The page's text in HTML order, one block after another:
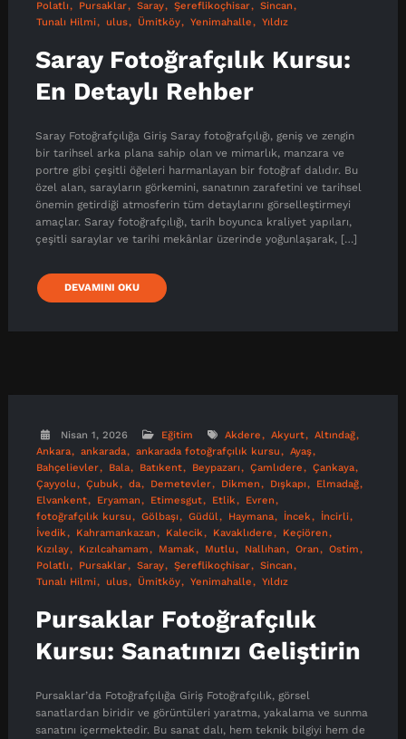
Polatlı
Pursaklar Saray Şereflikoçhisar
Sincan
Tunalı Hilmi
ulus Ümitköy Yenimahalle Yıldız
Saray Fotoğrafçılık Kursu:
En Detaylı Rehber
Saray Fotoğrafçılığa Giriş Saray fotoğrafçılığı, geniş ve zengin
bir tarihsel arka plana sahip olan ve mimarlık, manzara ve
portre gibi çeşitli öğeleri harmanlayan bir fotoğraf dalıdır. Bu
özel alan, sarayların görkemini, sanatının zarafetini ve tarihsel
önemin getirdiği atmosferin tüm detaylarını görselleştirmeyi
amaçlar. Saray fotoğrafçılığı, tarih boyunca kraliyet yapıları,
çeşitli saraylar ve tarihi mekânlar üzerinde yoğunlaşarak, […]
DEVAMINI OKU
Nisan 1, 2026 Eğitim Akdere Akyurt
Altındağ
Ankara
ankarada ankarada fotoğrafçılık kursu
Ayaş
Bahçelievler
Bala Batıkent Beypazarı Çamlıdere
Çankaya
Çayyolu
Çubuk da Demetevler Dikmen Dışkapı
Elmadağ
Elvankent
Eryaman Etimesgut Etlik
Evren
fotoğrafçılık kursu
Gölbaşı Güdül Haymana İncek
İncirli
İvedik
Kahramankazan Kalecik Kavaklıdere
Keçiören
Kızılay
Kızılcahamam Mamak Mutlu Nallıhan Oran
Ostim
Polatlı
Pursaklar Saray Şereflikoçhisar
Sincan
Tunalı Hilmi
ulus Ümitköy Yenimahalle Yıldız
Pursaklar Fotoğrafçılık
Kursu: Sanatınızı Geliştirin
Pursaklar’da Fotoğrafçılığa Giriş Fotoğrafçılık, görsel
sanatlardan biridir ve görüntüleri yaratma, yakalama ve sunma
sanatını içermektedir. Bu sanat dalı, hem teknik bilgiyi hem de